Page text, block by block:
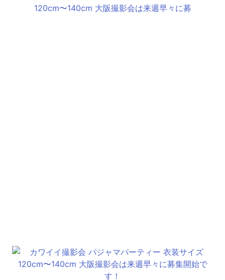
120cm〜140cm 大阪撮影会は来週早々に募